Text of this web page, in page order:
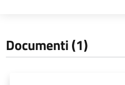
Documenti (1)